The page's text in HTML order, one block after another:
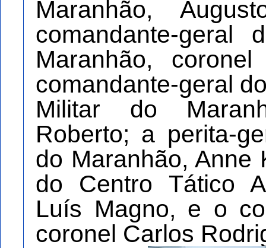
Maranhão,
comandante-geral
Maranhão,
comandante-geral
Militar do
Roberto; a perita-
do Maranhão, Anne
do Centro Tático
Luís Magno, e o
coronel Carlos